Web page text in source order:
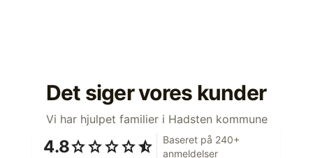
Det siger vores kunder
Vi har hjulpet familier i Hadsten kommune
4.8starstarstarstarstar_half
Baseret på 240+
anmeldelser